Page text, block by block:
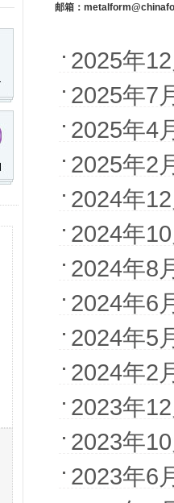
邮箱：
2025年
2025年7
2025年4
2025年2
2024年
2024年
2024年8
2024年6
2024年5
2024年2
2023年
2023年
2023年6